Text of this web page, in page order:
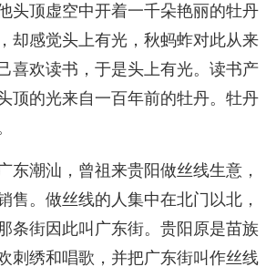
头顶虚空中开着一千朵艳丽的牡丹
却感觉头上有光，秋蚂蚱对此从来
喜欢读书，于是头上有光。读书产
顶的光来自一百年前的牡丹。牡丹
东潮汕，曾祖来贵阳做丝线生意，
售。做丝线的人集中在北门以北，
条街因此叫广东街。贵阳原是苗族
刺绣和唱歌，并把广东街叫作丝线